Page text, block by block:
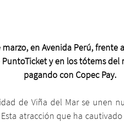
en Avenida Perú, frente
y en los tótems
pagando con Copec Pay.
de Viña del Mar se unen
atracción que ha